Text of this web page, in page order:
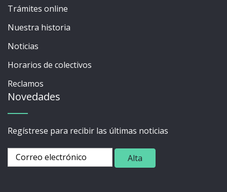
Trámites online
Nuestra historia
Noticias
Horarios de colectivos
Reclamos
Novedades
Regístrese para recibir las últimas noticias